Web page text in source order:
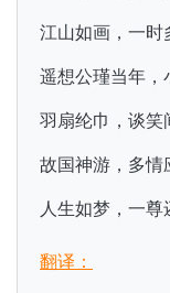
江山如画，一时
遥想公瑾当年，
羽扇纶巾，谈笑
故国神游，多情
人生如梦，一尊
翻译：